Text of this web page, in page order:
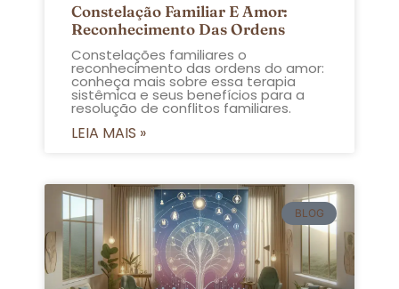
Constelação Familiar E Amor:
Reconhecimento Das Ordens
Constelações familiares o
reconhecimento das ordens do amor:
conheça mais sobre essa terapia
sistêmica e seus benefícios para a
resolução de conflitos familiares.
LEIA MAIS »
BLOG